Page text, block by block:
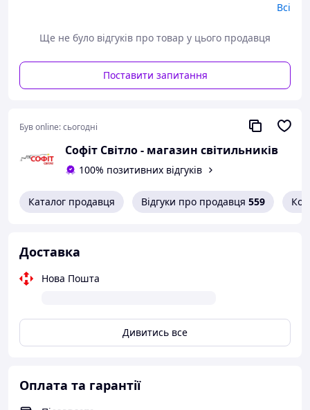
- 2 низ cable entries 30 мм
- 2 низ cable entries 20 мм
- 2 низ cable entries 25 мм
- ABS (акрилонітрил-бутадієн-стирол): коробка
Глибина: 60 мм
Ширина: 230 мм
Висота: 165 мм
Вага: 0,508 кг
Комплектація для монтажу: |1. Механізми серії New
Всі
Ще не було відгуків про товар у цього продавця
Поставити запитання
Був online:сьогодні
Софіт Світло - магазин світильників
100% позитивних відгуків
Каталог продавця Відгуки про продавця 559
Доставка
Нова Пошта
Дивитись все
Оплата та гарантії